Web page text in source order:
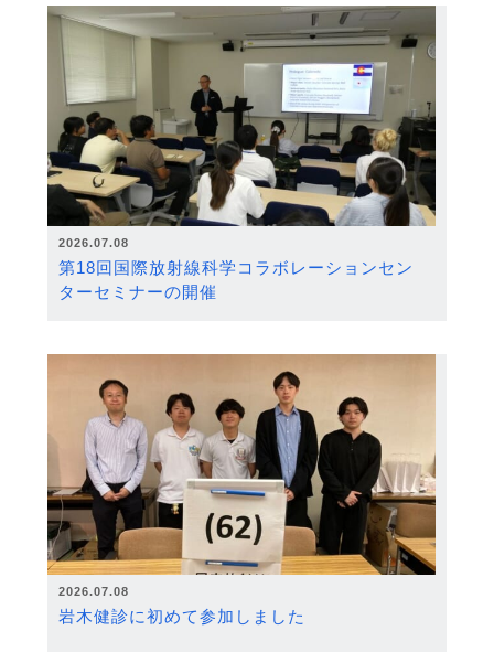
2026.07.08
第18回国際放射線科学コラボレーションセン
ターセミナーの開催
2026.07.08
岩木健診に初めて参加しました